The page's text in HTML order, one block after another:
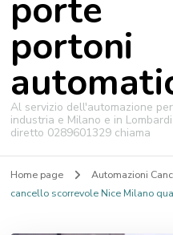
porte
portoni
Al servizio dell'automazione
industria e Milano e in
diretto 0289601329 chiama
Home page Automazioni
cancello scorrevole Nice Milano